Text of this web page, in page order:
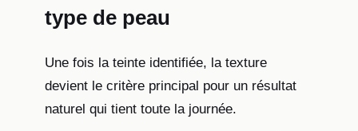
type de peau
Une fois la teinte identifiée, la texture
devient le critère principal pour un résultat
naturel qui tient toute la journée.